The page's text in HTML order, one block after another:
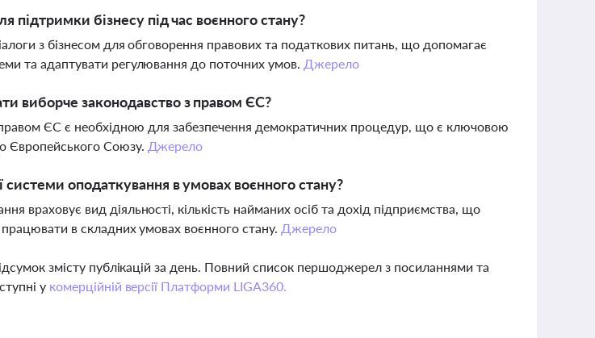
підтримки бізнесу під час воєнного стану?
з бізнесом для обговорення правових та податкових питань, що допомагає
та адаптувати регулювання до поточних умов. Джерело
виборче законодавство з правом ЄС?
правом ЄС є необхідною для забезпечення демократичних процедур, що є ключовою
Європейського Союзу. Джерело
оподаткування в умовах воєнного стану?
враховує вид діяльності, кількість найманих осіб та дохід підприємства, що
в складних умовах воєнного стану. Джерело
змісту публікацій за день. Повний список першоджерел з посиланнями та
у комерційній версії Платформи LIGA360.